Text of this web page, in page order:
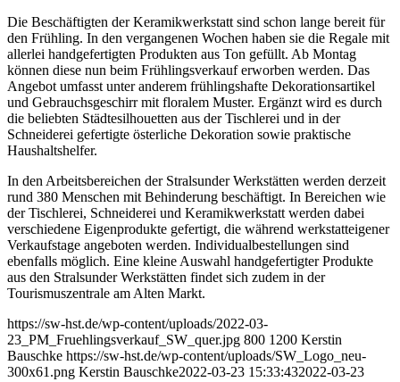
Die Beschäftigten der Keramikwerkstatt sind schon lange bereit für
den Frühling. In den vergangenen Wochen haben sie die Regale mit
allerlei handgefertigten Produkten aus Ton gefüllt. Ab Montag
können diese nun beim Frühlingsverkauf erworben werden. Das
Angebot umfasst unter anderem frühlingshafte Dekorationsartikel
und Gebrauchsgeschirr mit floralem Muster. Ergänzt wird es durch
die beliebten Städtesilhouetten aus der Tischlerei und in der
Schneiderei gefertigte österliche Dekoration sowie praktische
Haushaltshelfer.
In den Arbeitsbereichen der Stralsunder Werkstätten werden derzeit
rund 380 Menschen mit Behinderung beschäftigt. In Bereichen wie
der Tischlerei, Schneiderei und Keramikwerkstatt werden dabei
verschiedene Eigenprodukte gefertigt, die während werkstatteigener
Verkaufstage angeboten werden. Individualbestellungen sind
ebenfalls möglich. Eine kleine Auswahl handgefertigter Produkte
aus den Stralsunder Werkstätten findet sich zudem in der
Tourismuszentrale am Alten Markt.
https://sw-hst.de/wp-content/uploads/2022-03-
23_PM_Fruehlingsverkauf_SW_quer.jpg 800 1200 Kerstin
Bauschke https://sw-hst.de/wp-content/uploads/SW_Logo_neu-
300x61.png Kerstin Bauschke2022-03-23 15:33:432022-03-23